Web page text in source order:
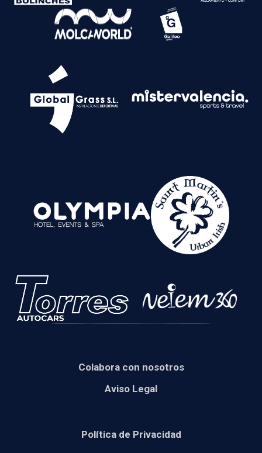
Colabora con nosotros
Aviso Legal
Política de Privacidad